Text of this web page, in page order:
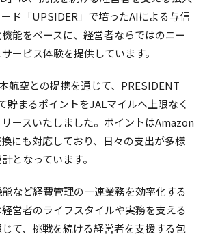
ド「UPSIDER」で培ったAIによる与信
能をベースに、経営者ならではのニー
ービス体験を提供しています。
航空との提携を通じて、PRESIDENT
貯まるポイントをJALマイルへ上限なく
ースいたしました。ポイントはAmazon
にも対応しており、日々の支出が多様
となっています。
など経費管理の一連業務を効率化する
営者のライフスタイルや実務を支える
て、挑戦を続ける経営者を支援する包